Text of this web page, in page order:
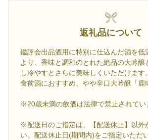
返礼品について
鑑評会出品酒用に特別に仕込んだ酒を低
より、香味と調和のとれた絶品の大吟醸
し冷やすとさらに美味しくいただけます。
食前酒におすすめ、やや辛口大吟醸「鹿
※20歳未満の飲酒は法律で禁止されてい
※配送日のご指定は、【配送休止】以外
い。配送休止日(期間内)をご指定いただ